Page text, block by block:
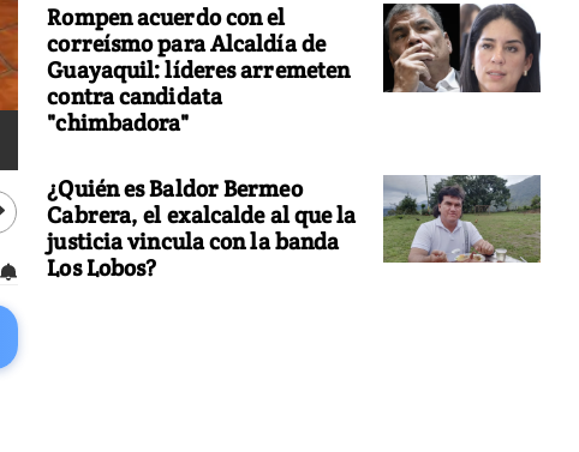
Rompen acuerdo con el
correísmo para Alcaldía de
Guayaquil: líderes arremeten
contra candidata
"chimbadora"
¿Quién es Baldor Bermeo
Cabrera, el exalcalde al que la
justicia vincula con la banda
Los Lobos?